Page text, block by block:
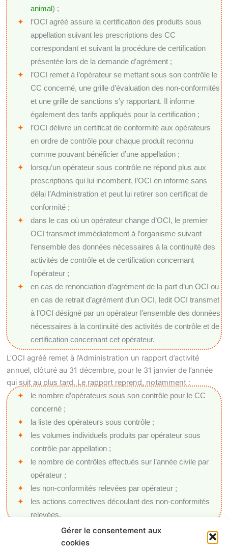
Gérer le consentement aux
cookies
animal) ;
l’OCI agréé assure la certification des produits sous
appellation suivant les prescriptions des CC
correspondant et suivant la procédure de certification
présentée lors de la demande d’agrément ;
l’OCI remet à l’opérateur se mettant sous son contrôle le
CC concerné, une grille d’évaluation des non-conformités
et une grille de sanctions s’y rapportant. Il informe
également des tarifs appliqués pour la certification ;
l’OCI délivre un certificat de conformité aux opérateurs
en ordre de contrôle pour chaque produit reconnu
comme pouvant bénéficier d’une appellation ;
lorsqu’un opérateur sous contrôle ne répond plus aux
prescriptions qui lui incombent, l’OCI en informe sans
délai l’Administration et peut lui retirer son certificat de
conformité ;
dans le cas où un opérateur change d’OCI, le premier
OCI transmet immédiatement à l’organisme suivant
l’ensemble des données nécessaires à la continuité des
activités de contrôle et de certification concernant
l’opérateur ;
en cas de renonciation d’agrément de la part d’un OCI ou
en cas de retrait d’agrément d’un OCI, ledit OCI transmet
à l’OCI désigné par un opérateur l’ensemble des données
nécessaires à la continuité des activités de contrôle et de
certification concernant cet opérateur.
L’OCI agréé remet à l’Administration un rapport d’activité
annuel, clôturé au 31 décembre, pour le 31 janvier de l’année
qui suit au plus tard. Le rapport reprend, notamment :
le nombre d’opérateurs sous son contrôle pour le CC
concerné ;
la liste des opérateurs sous contrôle ;
les volumes individuels produits par opérateur sous
contrôle par appellation ;
le nombre de contrôles effectués sur l’année civile par
opérateur ;
les non-conformités relevées par opérateur ;
les actions correctives découlant des non-conformités
relevées.
Enfin, l’OCI agréé donne libre accès à toute personne de
l’Administration à ses locaux et aux documents et fournit toute